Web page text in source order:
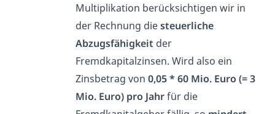
Multiplikation berücksichtigen wir in
der Rechnung diesteuerliche
Abzugsfähigkeit der
Fremdkapitalzinsen. Wird also ein
Zinsbetrag von 0,05 * 60 Mio. Euro (= 3
Mio. Euro) pro Jahrfür die